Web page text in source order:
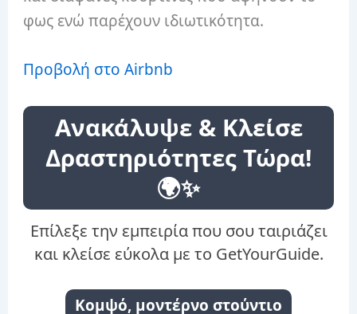
φως ενώ παρέχουν ιδιωτικότητα.
Προβολή στο Airbnb
Ανακάλυψε & Κλείσε
Δραστηριότητες Τώρα!
🌍✨
Επίλεξε την εμπειρία που σου ταιριάζει
και κλείσε εύκολα με το GetYourGuide.
Κομψό, μοντέρνο στούντιο